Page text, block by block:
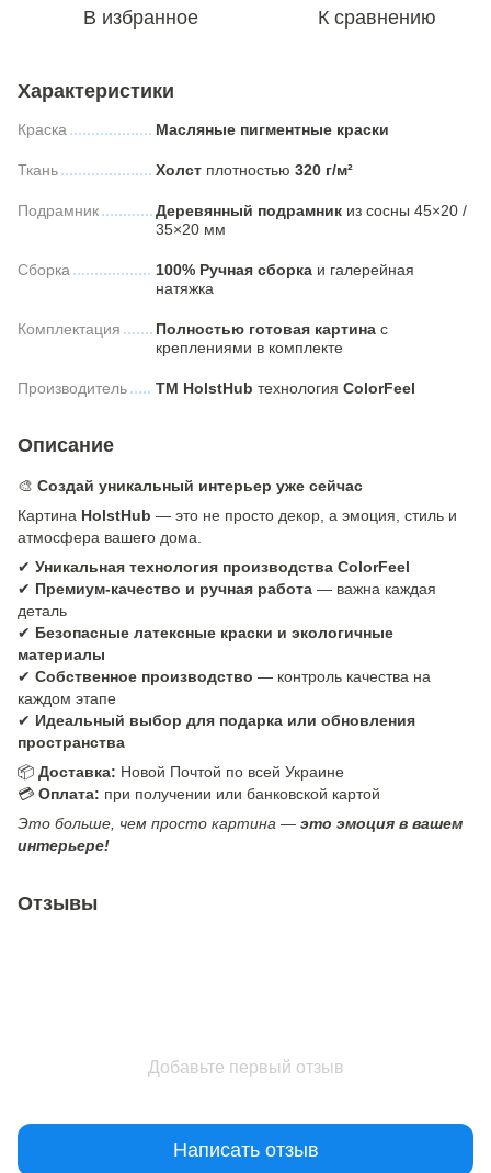
В избранное К сравнению
Характеристики
Краска Масляные пигментные краски
Ткань Холст плотностью 320 г/м²
Подрамник Деревянный подрамник из сосны 45×20 /
35×20 мм
Сборка 100% Ручная сборка и галерейная
натяжка
Комплектация Полностью готовая картина с
креплениями в комплекте
Производитель ТМ HolstHub технология ColorFeel
Описание
🎨 Создай уникальный интерьер уже сейчас
Картина HolstHub — это не просто декор, а эмоция, стиль и
атмосфера вашего дома.
✔ Уникальная технология производства ColorFeel
✔ Премиум-качество и ручная работа — важна каждая
деталь
✔ Безопасные латексные краски и экологичные
материалы
✔ Собственное производство — контроль качества на
каждом этапе
✔ Идеальный выбор для подарка или обновления
пространства
📦 Доставка: Новой Почтой по всей Украине
💳 Оплата: при получении или банковской картой
Это больше, чем просто картина — это эмоция в вашем
интерьере!
Отзывы
Добавьте первый отзыв
Написать отзыв